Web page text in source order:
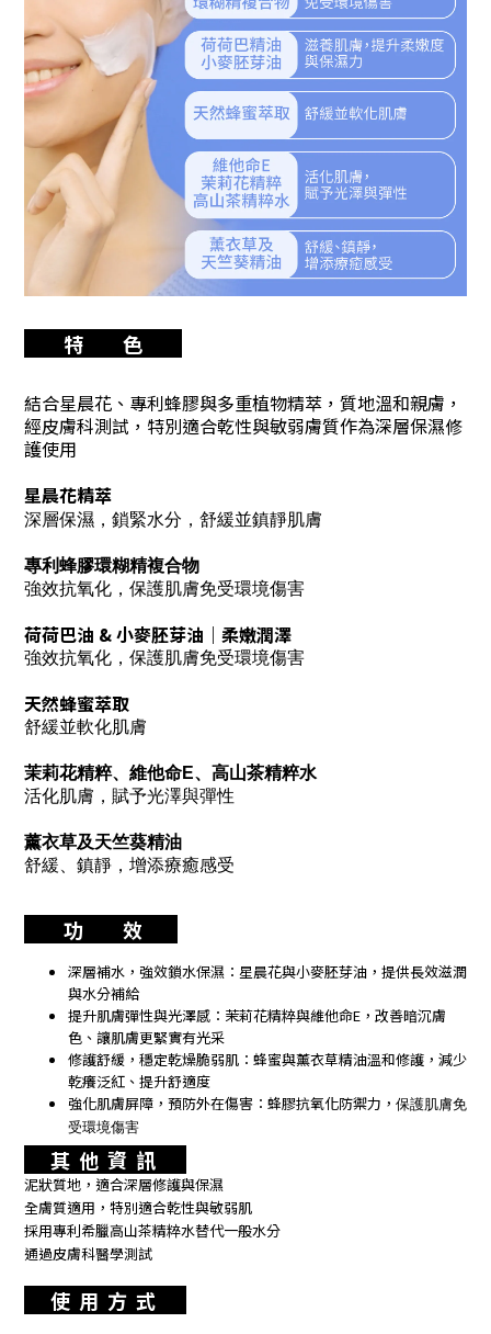
特 色
結合星晨花、專利蜂膠與多重植物精萃，質地溫和親膚，
經皮膚科測試，特別適合乾性與敏弱膚質作為深層保濕修
護使用
星晨花精萃
深層保濕，鎖緊水分，舒緩並鎮靜肌膚
專利蜂膠環糊精複合物
強效抗氧化，保護肌膚免受環境傷害
荷荷巴油 & 小麥胚芽油｜柔嫩潤澤
強效抗氧化，保護肌膚免受環境傷害
天然蜂蜜萃取
舒緩並軟化肌膚
茉莉花精粹、維他命E、高山茶精粹水
活化肌膚，賦予光澤與彈性
薰衣草及天竺葵精油
舒緩、鎮靜，增添療癒感受
功 效
深層補水，強效鎖水保濕：星晨花與小麥胚芽油，提供長效滋潤
與水分補給
提升肌膚彈性與光澤感：茉莉花精粹與維他命E，改善暗沉膚
色、讓肌膚更緊實有光采
修護舒緩，穩定乾燥脆弱肌：蜂蜜與薰衣草精油溫和修護，減少
乾癢泛紅、提升舒適度
強化肌膚屏障，預防外在傷害：蜂膠抗氧化防禦力， 保護肌膚免
受環境傷害
其 他 資 訊
泥狀質地，適合深層修護與保濕
全膚質適用，特別適合乾性與敏弱肌
採用專利希臘高山茶精粹水替代一般水分
通過皮膚科醫學測試
使 用 方 式